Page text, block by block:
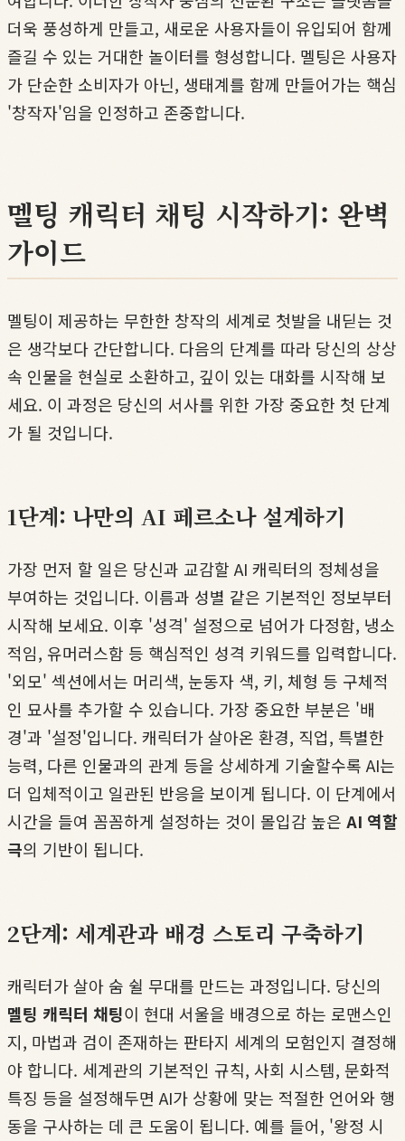
더욱 풍성하게 만들고, 새로운 사용자들이 유입되어 함께
즐길 수 있는 거대한 놀이터를 형성합니다. 멜팅은 사용자
가 단순한 소비자가 아닌, 생태계를 함께 만들어가는 핵심
'창작자'임을 인정하고 존중합니다.
멜팅 캐릭터 채팅 시작하기: 완벽
가이드
멜팅이 제공하는 무한한 창작의 세계로 첫발을 내딛는 것
은 생각보다 간단합니다. 다음의 단계를 따라 당신의 상상
속 인물을 현실로 소환하고, 깊이 있는 대화를 시작해 보
세요. 이 과정은 당신의 서사를 위한 가장 중요한 첫 단계
가 될 것입니다.
1단계: 나만의 AI 페르소나 설계하기
가장 먼저 할 일은 당신과 교감할 AI 캐릭터의 정체성을
부여하는 것입니다. 이름과 성별 같은 기본적인 정보부터
시작해 보세요. 이후 '성격' 설정으로 넘어가 다정함, 냉소
적임, 유머러스함 등 핵심적인 성격 키워드를 입력합니다.
'외모' 섹션에서는 머리색, 눈동자 색, 키, 체형 등 구체적
인 묘사를 추가할 수 있습니다. 가장 중요한 부분은 '배
경'과 '설정'입니다. 캐릭터가 살아온 환경, 직업, 특별한
능력, 다른 인물과의 관계 등을 상세하게 기술할수록 AI는
더 입체적이고 일관된 반응을 보이게 됩니다. 이 단계에서
시간을 들여 꼼꼼하게 설정하는 것이 몰입감 높은 AI 역할
극의 기반이 됩니다.
2단계: 세계관과 배경 스토리 구축하기
캐릭터가 살아 숨 쉴 무대를 만드는 과정입니다. 당신의
멜팅 캐릭터 채팅이 현대 서울을 배경으로 하는 로맨스인
지, 마법과 검이 존재하는 판타지 세계의 모험인지 결정해
야 합니다. 세계관의 기본적인 규칙, 사회 시스템, 문화적
특징 등을 설정해두면 AI가 상황에 맞는 적절한 언어와 행
동을 구사하는 데 큰 도움이 됩니다. 예를 들어, '왕정 시